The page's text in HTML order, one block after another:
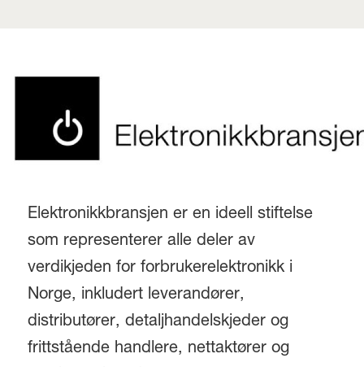
Elektronikkbransjen er en ideell stiftelse
som representerer alle deler av
verdikjeden for forbrukerelektronikk i
Norge, inkludert leverandører,
distributører, detaljhandelskjeder og
frittstående handlere, nettaktører og